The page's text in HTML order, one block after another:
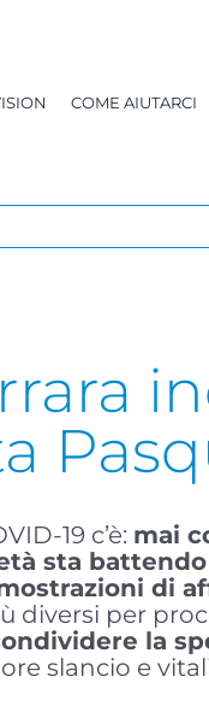
COME AIUTARCI
19 c’è: mai
sta
di
diversi per
la
slancio e